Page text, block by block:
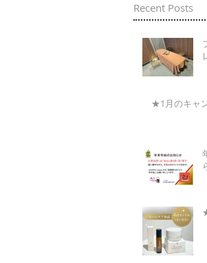
Recent Posts
★1月のキャ